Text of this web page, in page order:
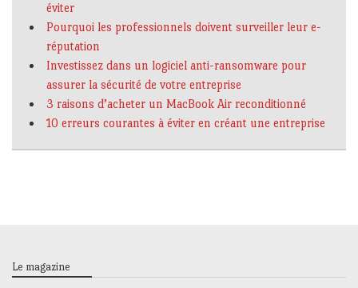
éviter
Pourquoi les professionnels doivent surveiller leur e-
réputation
Investissez dans un logiciel anti-ransomware pour
assurer la sécurité de votre entreprise
3 raisons d’acheter un MacBook Air reconditionné
10 erreurs courantes à éviter en créant une entreprise
Le magazine